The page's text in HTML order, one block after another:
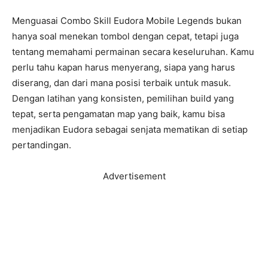
Menguasai Combo Skill Eudora Mobile Legends bukan
hanya soal menekan tombol dengan cepat, tetapi juga
tentang memahami permainan secara keseluruhan. Kamu
perlu tahu kapan harus menyerang, siapa yang harus
diserang, dan dari mana posisi terbaik untuk masuk.
Dengan latihan yang konsisten, pemilihan build yang
tepat, serta pengamatan map yang baik, kamu bisa
menjadikan Eudora sebagai senjata mematikan di setiap
pertandingan.
Advertisement